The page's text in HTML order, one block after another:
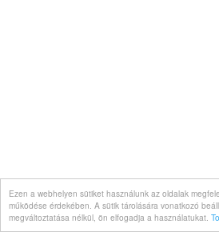
Ezen a webhelyen sütiket használunk az oldalak
működése érdekében. A sütik tárolására vonatkozó
megváltoztatása nélkül, ön elfogadja a használatukat.